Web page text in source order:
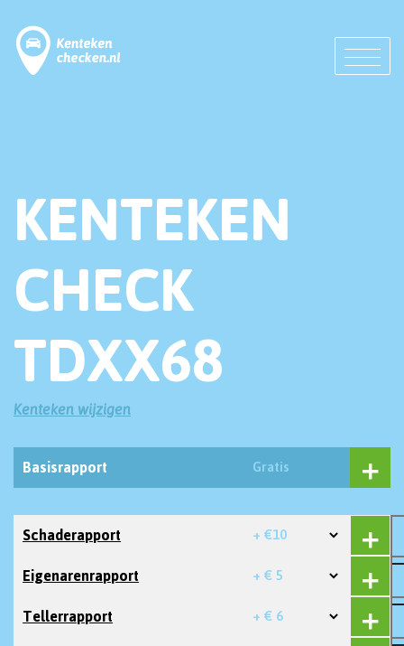
KENTEKEN
CHECK
TDXX68
Kenteken wijzigen
Basisrapport Gratis
Schaderapport + €10
Eigenarenrapport + € 5
Tellerrapport + € 6